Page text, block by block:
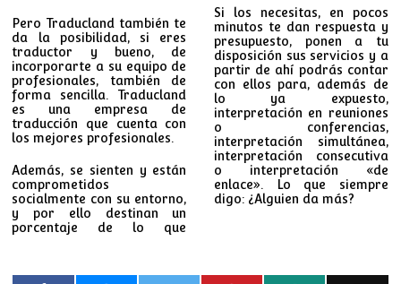
Pero Traducland también te
da la posibilidad, si eres
traductor y bueno, de
incorporarte a su equipo de
profesionales, también de
forma sencilla. Traducland
es una empresa de
traducción que cuenta con
los mejores profesionales.
Además, se sienten y están
comprometidos
socialmente con su entorno,
y por ello destinan un
porcentaje de lo que
Si los necesitas, en pocos
minutos te dan respuesta y
presupuesto, ponen a tu
disposición sus servicios y a
partir de ahí podrás contar
con ellos para, además de
lo ya expuesto,
interpretación en reuniones
o conferencias,
interpretación simultánea,
interpretación consecutiva
o interpretación «de
enlace». Lo que siempre
digo: ¿Alguien da más?